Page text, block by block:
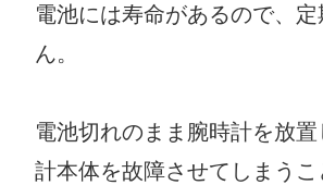
電池には寿命があるので、
ん。
電池切れのまま腕時計を放
計本体を故障させてしまう